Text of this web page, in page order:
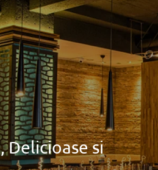
Delicioase si